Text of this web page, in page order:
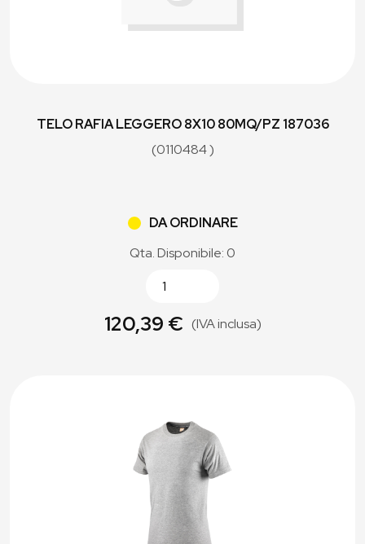
TELO RAFIA LEGGERO 8X10 80MQ/PZ 187036
(0110484 )
DA ORDINARE
Qta. Disponibile: 0
120,39 € (IVA inclusa)